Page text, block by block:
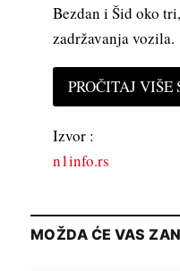
Bezdan i Šid oko
zadržavanja vozila.
PROČITAJ
Izvor :
n1info.rs
MOŽDA ĆE VAS